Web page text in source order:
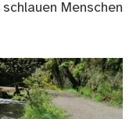
Menschen